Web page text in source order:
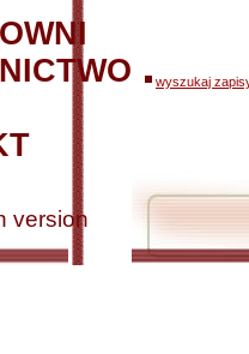
version
wyszukaj